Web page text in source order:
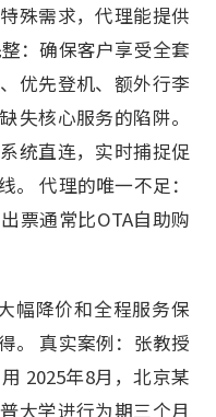
殊需求，代理能提供
：确保客户享受全套
优先登机、额外行李
失核心服务的陷阱。
统直连，实时捕捉促
。 代理的唯一不足：
票通常比OTA自助购
幅降价和全程服务保
。 真实案例：张教授
2025年8月，北京某
大学进行为期三个月